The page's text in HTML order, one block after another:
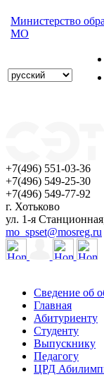
Министерство
МО
+7(496) 551-03-36
+7(496) 549-25-30
+7(496) 549-77-92
г. Хотьково
ул. 1-я
mo_spset@mosreg.ru
Сведение об
Главная
Абитуриенту
Студенту
Выпускнику
Педагогу
ЦРД